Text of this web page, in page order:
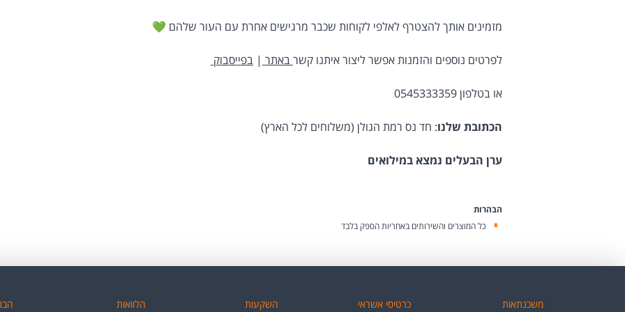
מזמינים אותך להצטרף לאלפי לקוחות שכבר מרגישים אחרת עם העור שלהם 💚
לפרטים נוספים והזמנות אפשר ליצור איתנו קשרבאתר | בפייסבוק
או בטלפון 0545333359
הכתובת שלנו: חד נס רמת הגולן (משלוחים לכל הארץ)
ערן הבעלים נמצא במילואים
הבהרות
כל המוצרים והשירותים באחריות הספק בלבד
משכנתאות כרטיסי אשראי השקעות הלוואות